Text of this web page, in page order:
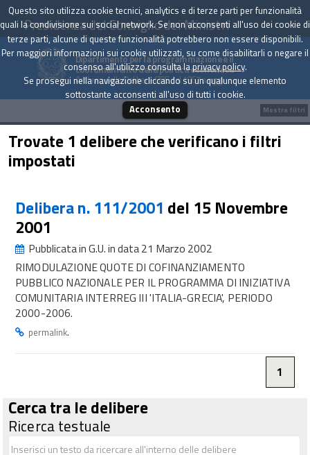
Presidenza del Consiglio dei Ministri
Dipartimento per la programmazione e il
coordinamento della politica economica
Archivio delle Delibere CIPE dal 1967 a oggi
Trovate 1 delibere che verificano i filtri
impostati
Delibera n. 111/2001 del 15 Novembre
2001
Pubblicata in G.U. in data 21 Marzo 2002
RIMODULAZIONE QUOTE DI COFINANZIAMENTO
PUBBLICO NAZIONALE PER IL PROGRAMMA DI INIZIATIVA
COMUNITARIA INTERREG III 'ITALIA-GRECIA', PERIODO
2000-2006.
permalink.
1
Cerca tra le delibere
Ricerca testuale
Mostra filtri
Questo sito utilizza cookie tecnici, analytics e di terze parti per funzionalità
quali la condivisione sui social network. Se non acconsenti all'uso dei cookie di
terze parti, alcune di queste funzionalità potrebbero non essere disponibili.
Per maggiori informazioni sui cookie utilizzati, su come disabilitarli o negare il
consenso all'utilizzo consulta laprivacy policy.
Se prosegui nella navigazione cliccando su un qualunque elemento
sottostante acconsenti all'uso di tutti i cookie.
Acconsento